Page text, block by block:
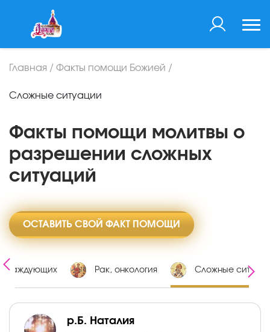
Главная / Факты помощи Божией /
Сложные ситуации
Факты помощи молитвы о
разрешении сложных
ситуаций
ОСТАВИТЬ СВОЙ ФАКТ ПОМОЩИ
Рак, онкология Сложные
р.Б. Наталия